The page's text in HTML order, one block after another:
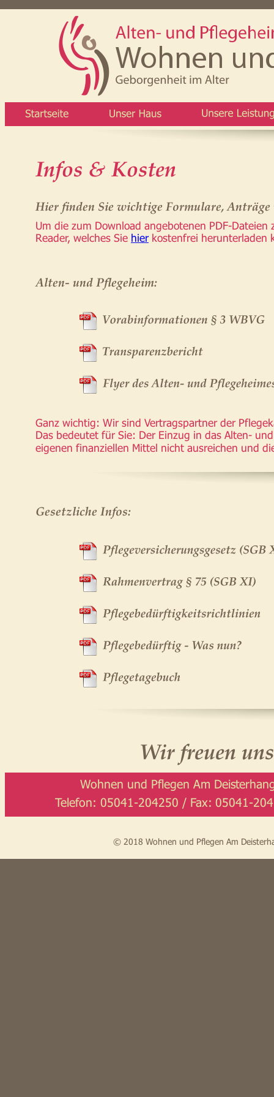
© 2018 Wohnen und Pflegen Am
Infos & Kosten
Hier finden Sie wichtige Formulare,
Um die zum Download angebotenen PDF-
Reader, welches Sie hier kostenfrei herunterladen
Alten- und Pflegeheim:
Ganz wichtig: Wir sind Vertragspartner der
Das bedeutet für Sie: Der Einzug in das Alten-
eigenen finanziellen Mittel nicht ausreichen und
Gesetzliche Infos:
Wir freuen
Wohnen und Pflegen Am
Telefon: 05041-204250 / Fax: 05041-